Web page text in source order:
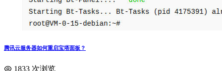
腾讯云服务器如何重启宝塔面板？
1833 次浏览